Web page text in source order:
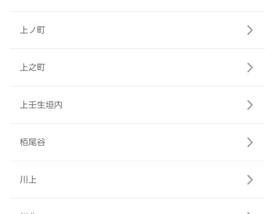
上ノ町
上之町
上壬生垣内
栢尾谷
川上